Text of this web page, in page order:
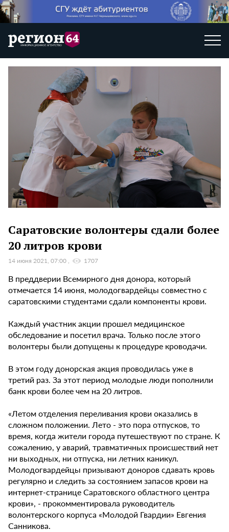
Саратовские волонтеры сдали более
20 литров крови
14 июня 2021, 07:00 1707
В преддверии Всемирного дня донора, который
отмечается 14 июня, молодогвардейцы совместно с
саратовскими студентами сдали компоненты крови.
Каждый участник акции прошел медицинское
обследование и посетил врача. Только после этого
волонтеры были допущены к процедуре кроводачи.
В этом году донорская акция проводилась уже в
третий раз. За этот период молодые люди пополнили
банк крови более чем на 20 литров.
«Летом отделения переливания крови оказались в
сложном положении. Лето - это пора отпусков, то
время, когда жители города путешествуют по стране. К
сожалению, у аварий, травматичных происшествий нет
ни выходных, ни отпуска, ни летних каникул.
Молодогвардейцы призывают доноров сдавать кровь
регулярно и следить за состоянием запасов крови на
интернет-странице Саратовского областного центра
крови», - прокомментировала руководитель
волонтерского корпуса «Молодой Гвардии» Евгения
Санникова.